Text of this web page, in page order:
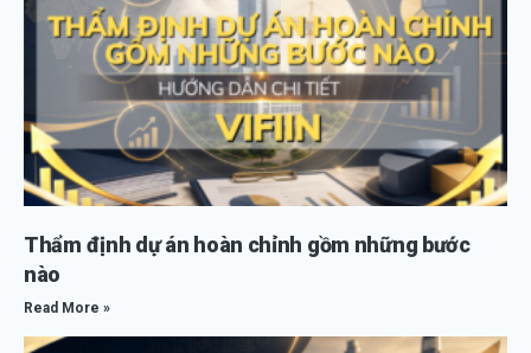
Thẩm định dự án hoàn chỉnh gồm những bước
nào
Read More »